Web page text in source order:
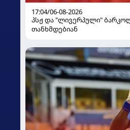
17:04/06-08-2026
პსჟ და "ლივერპული"
თანხმდებიან